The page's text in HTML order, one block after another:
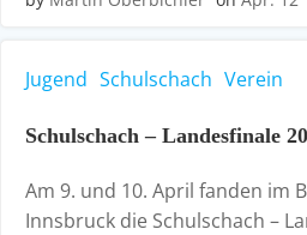
Jugend Schulschach Verein
Schulschach – Landesfinale
Am 9. und 10. April fanden im
Innsbruck die Schulschach –